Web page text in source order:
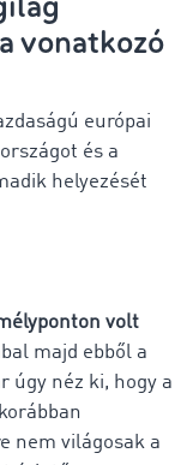
vonatkozó
európai
és a
helyezését
volt
majd ebből a
úgy néz ki, hogy a
nem világosak a